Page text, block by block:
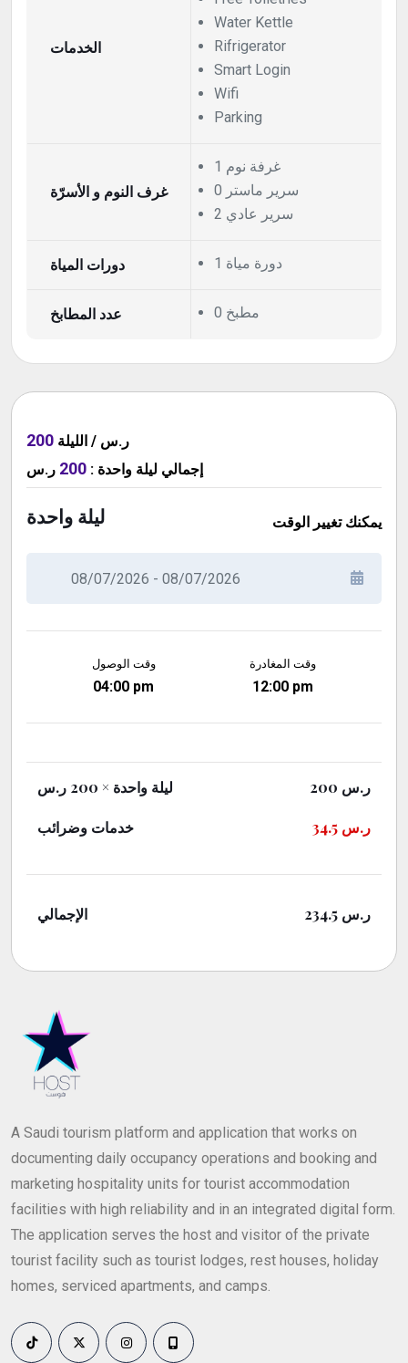
الخدمات
Water Kettle
Rifrigerator
Smart Login
Wifi
Parking
غرف النوم و الأسرّة
1 غرفة نوم
0 سرير ماستر
2 سرير عادي
دورات المياة 1 دورة مياة
عدد المطابخ 0 مطبخ
200 ر.س / الليلة
إجمالي ليلة واحدة :
200 ر.س
ليلة واحدة يمكنك تغيير الوقت
وقت الوصول
04:00 pm
وقت المغادرة
12:00 pm
ليلة واحدة × 200 ر.س 200 ر.س
خدمات وضرائب 34.5 ر.س
الإجمالي 234.5 ر.س
A Saudi tourism platform and application that works on
documenting daily occupancy operations and booking and
marketing hospitality units for tourist accommodation
facilities with high reliability and in an integrated digital form.
The application serves the host and visitor of the private
tourist facility such as tourist lodges, rest houses, holiday
homes, serviced apartments, and camps.